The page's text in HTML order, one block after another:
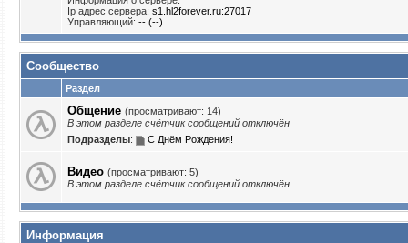
Ip адрес сервера: s1.hl2forever.ru:27017
Управляющий: -- (--)
Сообщество
Раздел
Общение (просматривают: 14)
В этом разделе счётчик сообщений отключён
Подразделы: С Днём Рождения!
Видео (просматривают: 5)
В этом разделе счётчик сообщений отключён
Информация